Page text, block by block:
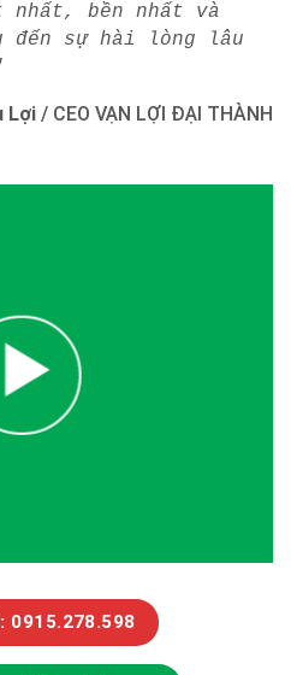
bền nhất và
đến sự hài lòng lâu
Lợi / CEO VẠN LỢI ĐẠI THÀNH
0915.278.598